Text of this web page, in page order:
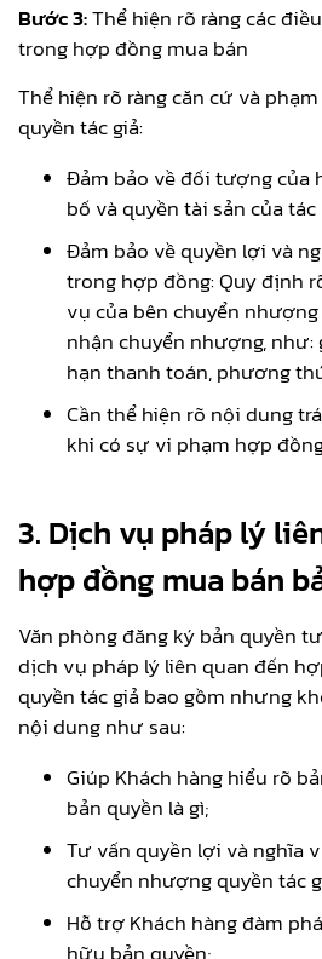
Bước 3:Thể hiện rõ ràng các
trong hợp đồng mua bán
Thể hiện rõ ràng căn cứ và
quyền tác giả:
Đảm bảo về đối tượng của
bố và quyền tài sản của
Đảm bảo về quyền lợi và
trong hợp đồng: Quy định
vụ của bên chuyển
nhận chuyển nhượng, như:
hạn thanh toán, phương
Cần thể hiện rõ nội dung
khi có sự vi phạm hợp
3. Dịch vụ pháp lý
hợp đồng mua bán
Văn phòng đăng ký bản quyền
dịch vụ pháp lý liên quan đến
quyền tác giả bao gồm nhưng
nội dung như sau:
Giúp Khách hàng hiểu rõ
bản quyền là gì;
Tư vấn quyền lợi và nghĩa
chuyển nhượng quyền tác
Hỗ trợ Khách hàng đàm
hữu bản quyền;